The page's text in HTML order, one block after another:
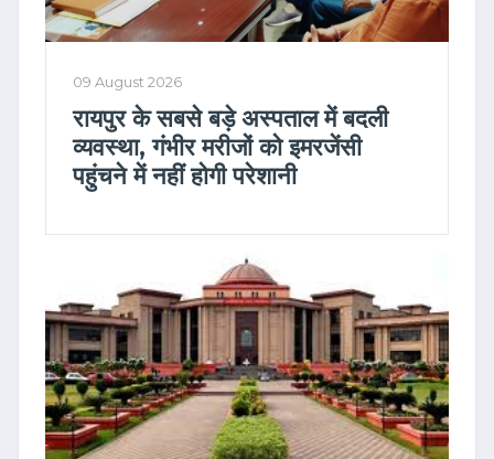
09 August 2026
रायपुर के सबसे बड़े अस्पताल में बदली
व्यवस्था, गंभीर मरीजों को इमरजेंसी
पहुंचने में नहीं होगी परेशानी